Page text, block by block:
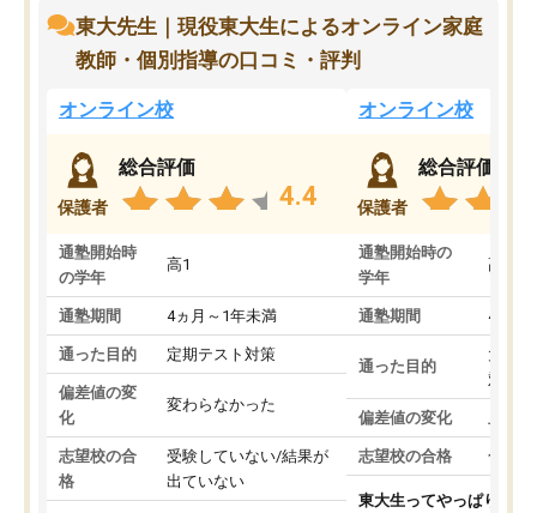
東大先生｜現役東大生によるオンライン家庭
教師・個別指導の口コミ・評判
オンライン校
保護者
総合評価
4.4
通塾開始時
の学年
高1
通塾期間 4ヵ月～1年未満
通った目的 定期テスト対策
偏差値の変
化
変わらなかった
志望校の合
格
受験していない/結果が
出ていない
オンライン校
保護者
総合評価
通塾開始時の
学年
高3
通塾期間 4ヵ月
通った目的
大学
対策
偏差値の変化
志望校の合格 合格
東大生ってやっぱりすご